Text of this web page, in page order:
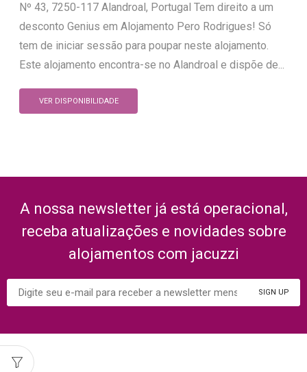
Nº 43, 7250-117 Alandroal, Portugal Tem direito a um
desconto Genius em Alojamento Pero Rodrigues! Só
tem de iniciar sessão para poupar neste alojamento.
Este alojamento encontra-se no Alandroal e dispõe de...
VER DISPONIBILIDADE
A nossa newsletter já está operacional,
receba atualizações e novidades sobre
alojamentos com jacuzzi